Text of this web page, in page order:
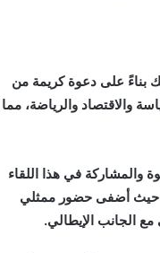
بناءً على دعوة كريمة من
والاقتصاد والرياضة، مما
في هذا اللقاء
حيث أضفى حضور ممثلي
مع الجانب الإيطالي.